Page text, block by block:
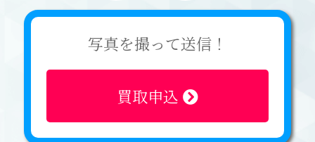
写真を撮って送信！
買取申込